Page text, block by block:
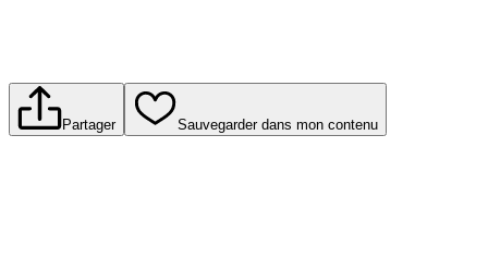
Partager Sauvegarder dans mon contenu